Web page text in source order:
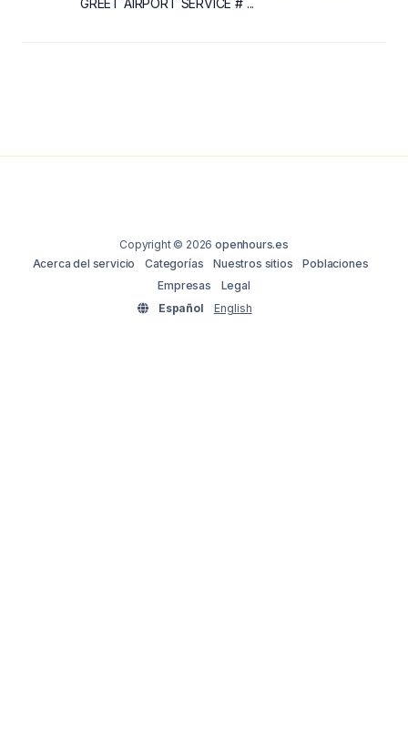
Copyright © 2026openhours.es
Acerca del servicio
Categorías Nuestros sitios
Poblaciones
Empresas
Legal
Español
English